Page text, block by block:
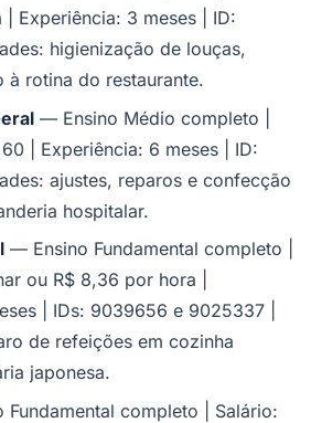
Experiência: 3 meses | ID:
higienização de louças,
à rotina do restaurante.
— Ensino Médio completo |
| Experiência: 6 meses | ID:
ajustes, reparos e confecção
hospitalar.
— Ensino Fundamental completo |
ou R$ 8,36 por hora |
| IDs: 9039656 e 9025337 |
de refeições em cozinha
japonesa.
completo | Salário: